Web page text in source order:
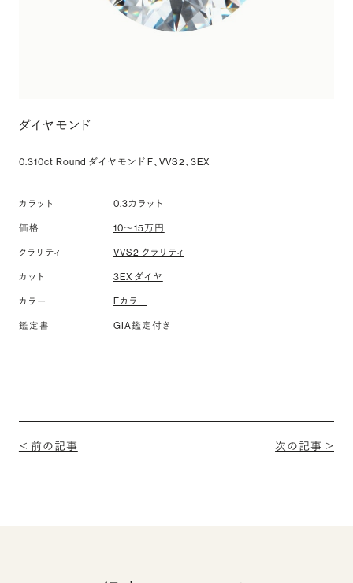
ダイヤモンド
0.310ct Round ダイヤモンド F、VVS2、3EX
カラット 0.3カラット
価格 10〜15万円
クラリティ VVS2 クラリティ
カット 3EX ダイヤ
カラー Fカラー
鑑定書 GIA鑑定付き
＜ 前の記事 次の記事 ＞